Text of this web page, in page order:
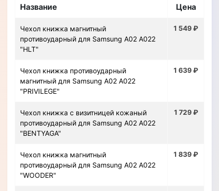
Название Цена
Чехол книжка магнитный
противоударный для Samsung A02 A022
"HLT"
1 549 ₽
Чехол книжка противоударный
магнитный для Samsung A02 A022
"PRIVILEGE"
1 639 ₽
Чехол книжка с визитницей кожаный
противоударный для Samsung A02 A022
"BENTYAGA"
1 729 ₽
Чехол книжка магнитный
противоударный для Samsung A02 A022
"WOODER"
1 839 ₽